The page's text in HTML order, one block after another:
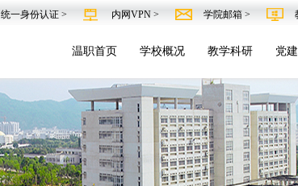
统一身份认证 > 内网VPN > 学院邮箱 >
温职首页 学校概况 教学科研 党